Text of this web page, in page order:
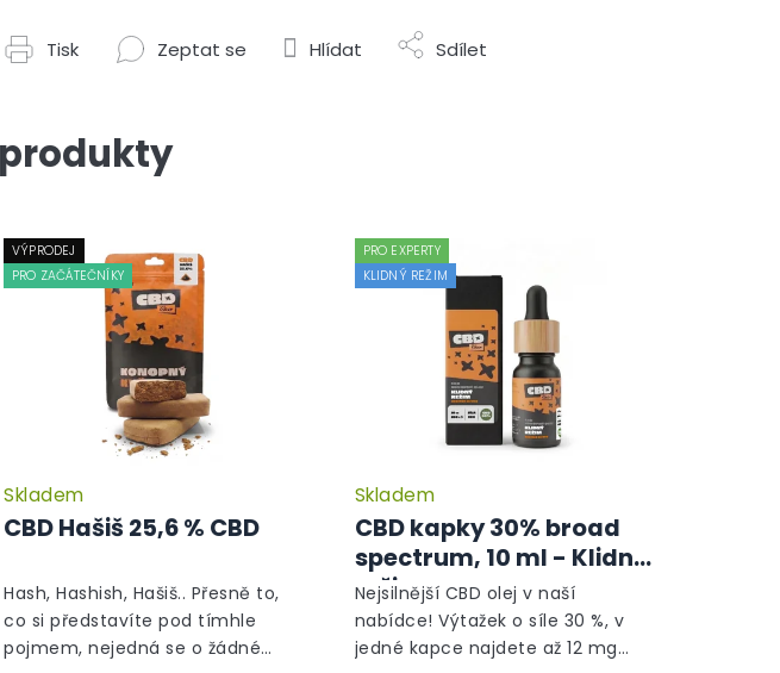
Tisk Zeptat se Hlídat Sdílet
VÝPRODEJ
PRO ZAČÁTEČNÍKY
CBD Hašiš 25,6 % CBD
Průměrné
hodnocení
produktu
hvězdiček.
Skladem
Hash, Hashish, Hašiš.. Přesně to,
co si představíte pod tímhle
pojmem, nejedná se o žádné
PRO EXPERTY
KLIDNÝ REŽIM
CBD kapky 30% broad
spectrum, 10 ml - Klidný
režim
Skladem
Nejsilnější CBD olej v naší
nabídce! Výtažek o síle 30 %, v
jedné kapce najdete až 12 mg